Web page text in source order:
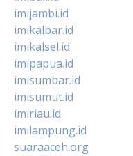
imijambi.id
imikalbar.id
imikalsel.id
imipapua.id
imisumbar.id
imisumut.id
imiriau.id
imilampung.id
suaraaceh.org